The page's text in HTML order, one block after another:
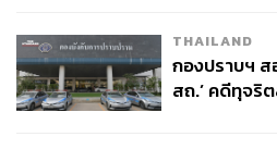
ลงคะแนนในคูหาเลือกตั้ง
ห้ามจงใจทำเครื่องหมายโดย
THAILAND
กองปราบฯ ส
สถ.’ คดีทุจริ